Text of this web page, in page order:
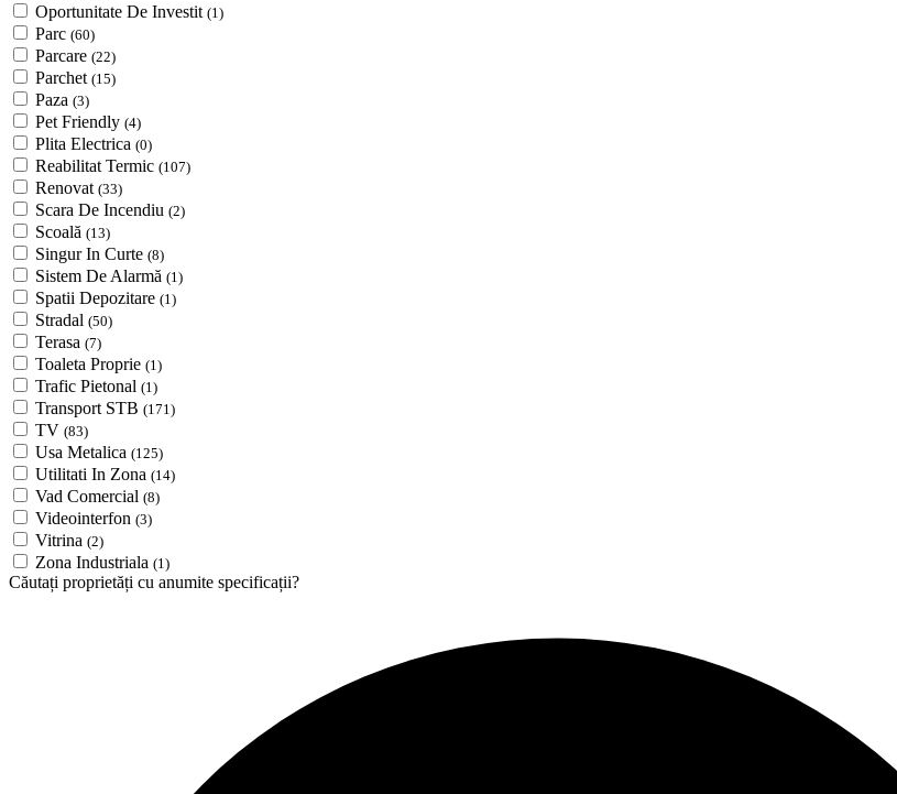
Oportunitate De Investit (1)
Parc (60)
Parcare (22)
Parchet (15)
Paza (3)
Pet Friendly (4)
Plita Electrica (0)
Reabilitat Termic (107)
Renovat (33)
Scara De Incendiu (2)
Scoală (13)
Singur In Curte (8)
Sistem De Alarmă (1)
Spatii Depozitare (1)
Stradal (50)
Terasa (7)
Toaleta Proprie (1)
Trafic Pietonal (1)
Transport STB (171)
TV (83)
Usa Metalica (125)
Utilitati In Zona (14)
Vad Comercial (8)
Videointerfon (3)
Vitrina (2)
Zona Industriala (1)
Căutați proprietăți cu anumite specificații?